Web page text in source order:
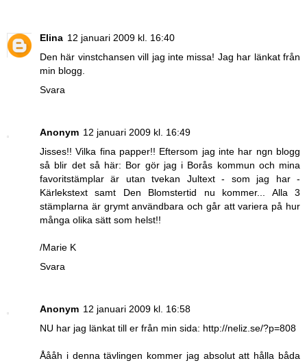
Elina 12 januari 2009 kl. 16:40
Den här vinstchansen vill jag inte missa! Jag har länkat från
min blogg.
Svara
Anonym 12 januari 2009 kl. 16:49
Jisses!! Vilka fina papper!! Eftersom jag inte har ngn blogg
så blir det så här: Bor gör jag i Borås kommun och mina
favoritstämplar är utan tvekan Jultext - som jag har -
Kärlekstext samt Den Blomstertid nu kommer... Alla 3
stämplarna är grymt användbara och går att variera på hur
många olika sätt som helst!!
/Marie K
Svara
Anonym 12 januari 2009 kl. 16:58
NU har jag länkat till er från min sida: http://neliz.se/?p=808
Åååh i denna tävlingen kommer jag absolut att hålla båda